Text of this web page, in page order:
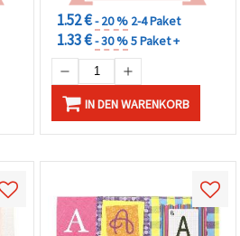
1.52 €- 20 % 2-4 Paket
1.33 €- 30 %5 Paket +
IN DEN WARENKORB